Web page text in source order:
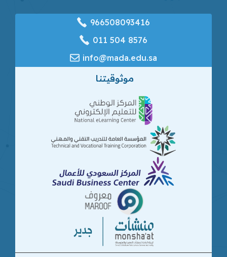
966508093416
‎011 504 8576
info@mada.edu.sa
موثوقيتنا